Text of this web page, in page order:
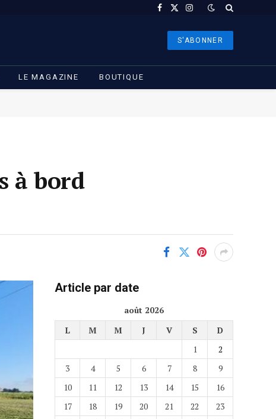
Facebook
X
Instagram
S'ABONNER
LE MAGAZINE BOUTIQUE
à bord
Article par date
août 2026
L
M M J V S
D
1
2
3
4 5 6 7 8
9
10
11 12 13 14 15
16
17
18 19 20 21 22
23